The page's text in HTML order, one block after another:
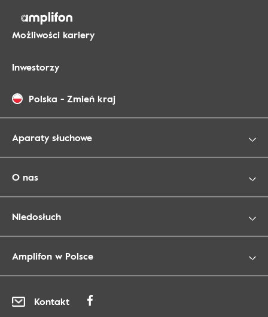
Możliwości kariery
Inwestorzy
Polska - Zmień kraj
Aparaty słuchowe
O nas
Niedosłuch
Amplifon w Polsce
Kontakt